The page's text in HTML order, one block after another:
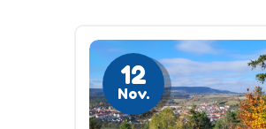
IMPRESSUM UND
KONTAKT
12
Nov.